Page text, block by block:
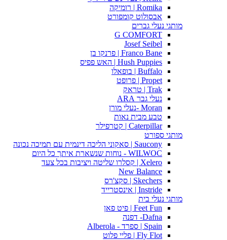
Romika | רומיקה
אבסולוט קומפורט
מותגי נעלי גברים
G COMFORT
Josef Seibel
Franco Bane | פרנקו בן
Hush Puppies | האש פפיס
Buffalo | בופאלו
Propet | פרופט
Trak | טראק
נעלי גבר ARA
Moran -נעלי מורן
טבע מבית נאות
Caterpillar | קטרפילר
מותגי ספורט
Saucony | סאקוני הליכה דינמית עם תמיכה נכונה
WILWOC - נוחות שנשארת איתך כל היום
Xelero | קסלרו שליטה ויציבות בכל צעד
New Balance
Skechers | סקצ'רס
Instride | אינסטרייד
מותגי נעלי בית
Feet Fun | פיט פאן
Dafna- דפנה
Spain | ספרד - Alberola
Fly Flot | פליי פלוט